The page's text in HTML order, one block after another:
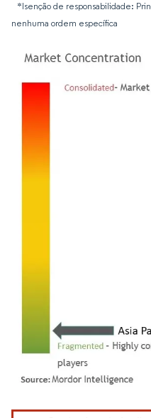
*Isenção de responsabilidade:
nenhuma ordem específica
Imagem © Mordor Intelligence. O